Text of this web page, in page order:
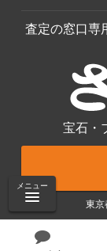
メニュー
査定の窓口専
宝石・
東京